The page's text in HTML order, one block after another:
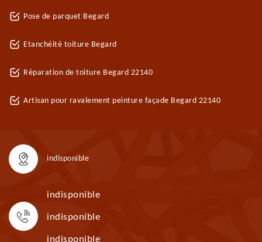
Pose de parquet Begard
Etanchéité toiture Begard
Réparation de toiture Begard 22140
Artisan pour ravalement peinture façade Begard 22140
indisponible
indisponible
indisponible
indisponible